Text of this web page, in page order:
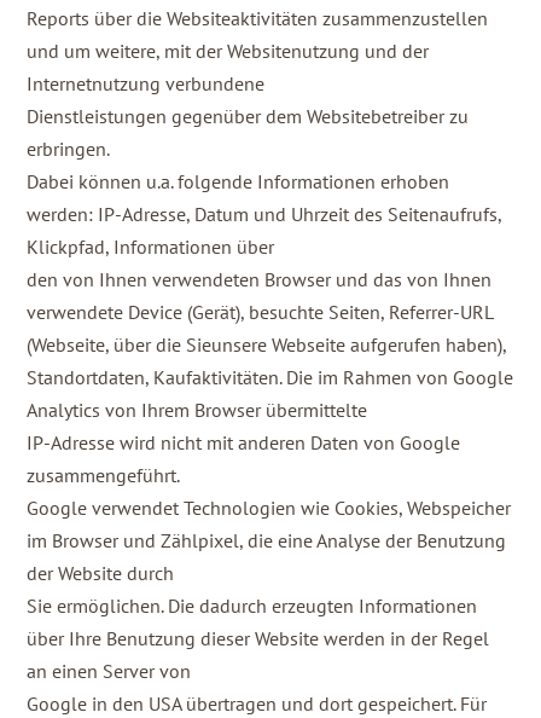
Reports über die Websiteaktivitäten zusammenzustellen
und um weitere, mit der Websitenutzung und der
Internetnutzung verbundene
Dienstleistungen gegenüber dem Websitebetreiber zu
erbringen.
Dabei können u.a. folgende Informationen erhoben
werden: IP-Adresse, Datum und Uhrzeit des Seitenaufrufs,
Klickpfad, Informationen über
den von Ihnen verwendeten Browser und das von Ihnen
verwendete Device (Gerät), besuchte Seiten, Referrer-URL
(Webseite, über die Sieunsere Webseite aufgerufen haben),
Standortdaten, Kaufaktivitäten. Die im Rahmen von Google
Analytics von Ihrem Browser übermittelte
IP-Adresse wird nicht mit anderen Daten von Google
zusammengeführt.
Google verwendet Technologien wie Cookies, Webspeicher
im Browser und Zählpixel, die eine Analyse der Benutzung
der Website durch
Sie ermöglichen. Die dadurch erzeugten Informationen
über Ihre Benutzung dieser Website werden in der Regel
an einen Server von
Google in den USA übertragen und dort gespeichert. Für